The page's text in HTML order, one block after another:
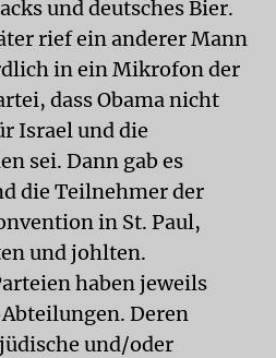
und deutsches Bier.
rief ein anderer Mann
in ein Mikrofon der
dass Obama nicht
Israel und die
sei. Dann gab es
die Teilnehmer der
in St. Paul,
und johlten.
haben jeweils
Deren
und/oder